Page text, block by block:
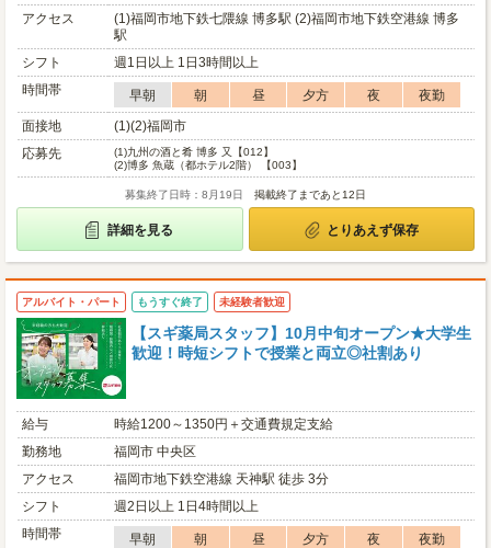
アクセス
(1)福岡市地下鉄七隈線 博多駅 (2)福岡市地下鉄空港線 博多
駅
シフト
週1日以上 1日3時間以上
時間帯
早朝 朝 昼 夕方 夜
夜勤
面接地
(1)(2)福岡市
応募先
(1)九州の酒と肴 博多 又【012】
(2)博多 魚蔵（都ホテル2階） 【003】
募集終了日時：8月19日 掲載終了まであと12日
詳細を見る とりあえず保存
アルバイト・パート もうすぐ終了 未経験者歓迎
【スギ薬局スタッフ】10月中旬オープン★大学生
歓迎！時短シフトで授業と両立◎社割あり
給与
時給1200～1350円＋交通費規定支給
勤務地
福岡市 中央区
アクセス
福岡市地下鉄空港線 天神駅 徒歩 3分
シフト
週2日以上 1日4時間以上
時間帯
早朝 朝 昼 夕方 夜
夜勤